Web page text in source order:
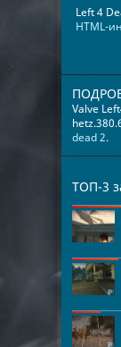
Left 4
HTML-
Valve
dead 2.
ТОП-3